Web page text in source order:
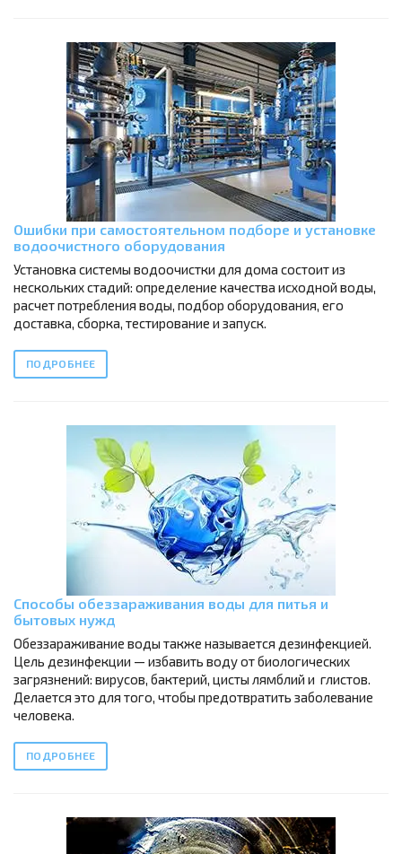
Ошибки при самостоятельном подборе и установке
водоочистного оборудования
Установка системы водоочистки для дома состоит из
нескольких стадий: определение качества исходной воды,
расчет потребления воды, подбор оборудования, его
доставка, сборка, тестирование и запуск.
ПОДРОБНЕЕ
Способы обеззараживания воды для питья и
бытовых нужд
Обеззараживание воды также называется дезинфекцией.
Цель дезинфекции — избавить воду от биологических
загрязнений: вирусов, бактерий, цисты лямблий и глистов.
Делается это для того, чтобы предотвратить заболевание
человека.
ПОДРОБНЕЕ